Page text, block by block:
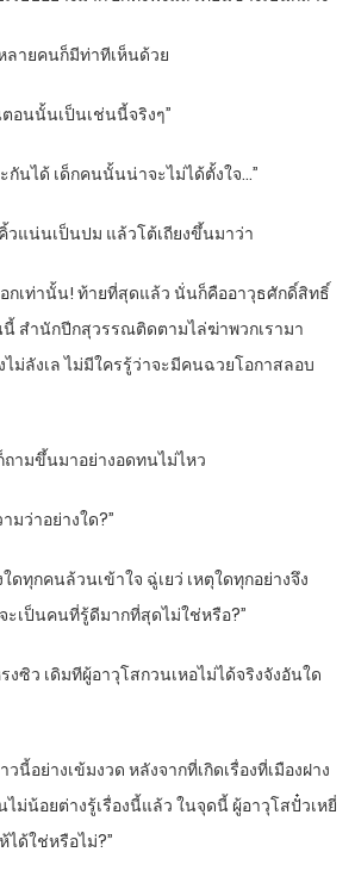
ลายคนก็มีท่าทีเห็นด้วย
อนนั้นเป็นเช่นนี้จริงๆ”
กันได้ เด็กคนนั้นน่าจะไม่ได้ตั้งใจ…”
วแน่นเป็นปม แล้วโต้เถียงขึ้นมาว่า
อกเท่านั้น! ท้ายที่สุดแล้ว นั่นก็คืออาวุธศักดิ์สิทธิ์
นี้ สำนักปีกสุวรรณติดตามไล่ฆ่าพวกเรามา
ไม่ลังเล ไม่มีใครรู้ว่าจะมีคนฉวยโอกาสลอบ
ามขึ้นมาอย่างอดทนไม่ไหว
มว่าอย่างใด?”
ดทุกคนล้วนเข้าใจ ฉู่เยว่ เหตุใดทุกอย่างจึง
ะเป็นคนที่รู้ดีมากที่สุดไม่ใช่หรือ?”
ซิว เดิมทีผู้อาวุโสกวนเหอไม่ได้จริงจังอันใด
นี้อย่างเข้มงวด หลังจากที่เกิดเรื่องที่เมืองฝาง
ม่น้อยต่างรู้เรื่องนี้แล้ว ในจุดนี้ ผู้อาวุโสปั๋วเหยี่
ด้ใช่หรือไม่?”